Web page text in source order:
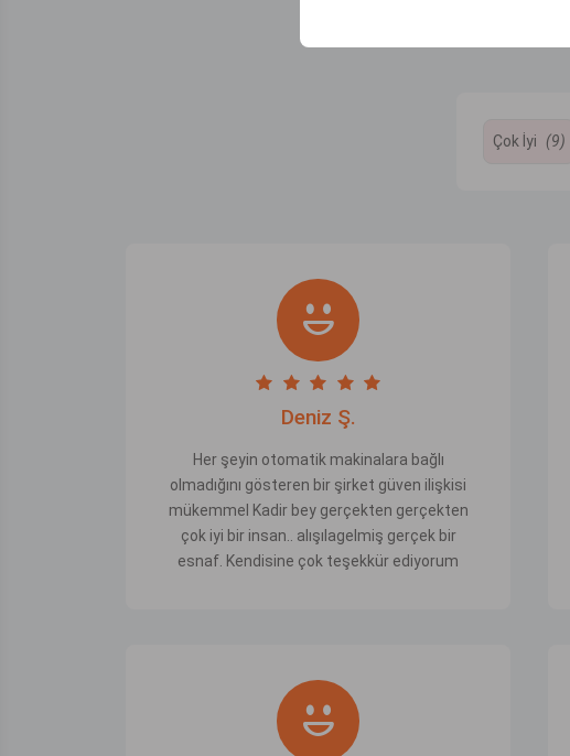
Carwingo |
Çok İyi (9)
Deniz Ş.
Her şeyin otomatik makinalara bağlı
olmadığını gösteren bir şirket güven ilişkisi
mükemmel Kadir bey gerçekten gerçekten
çok iyi bir insan.. alışılagelmiş gerçek bir
esnaf. Kendisine çok teşekkür ediyorum